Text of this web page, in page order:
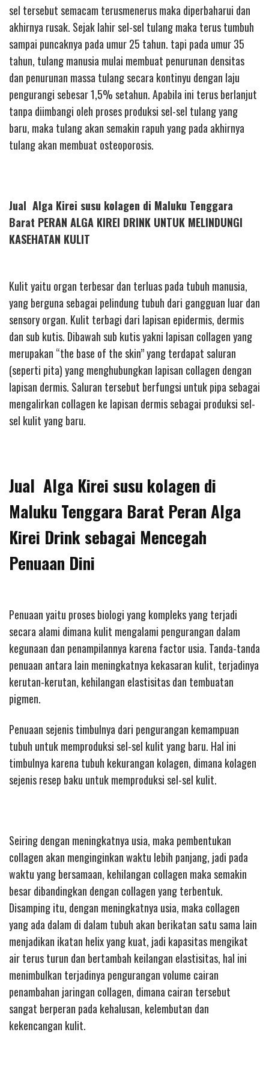
sel tersebut semacam terusmenerus maka diperbaharui dan
akhirnya rusak. Sejak lahir sel-sel tulang maka terus tumbuh
sampai puncaknya pada umur 25 tahun. tapi pada umur 35
tahun, tulang manusia mulai membuat penurunan densitas
dan penurunan massa tulang secara kontinyu dengan laju
pengurangi sebesar 1,5% setahun. Apabila ini terus berlanjut
tanpa diimbangi oleh proses produksi sel-sel tulang yang
baru, maka tulang akan semakin rapuh yang pada akhirnya
tulang akan membuat osteoporosis.
Jual Alga Kirei susu kolagen di Maluku Tenggara
Barat PERAN ALGA KIREI DRINK UNTUK MELINDUNGI
KASEHATAN KULIT
Kulit yaitu organ terbesar dan terluas pada tubuh manusia,
yang berguna sebagai pelindung tubuh dari gangguan luar dan
sensory organ. Kulit terbagi dari lapisan epidermis, dermis
dan sub kutis. Dibawah sub kutis yakni lapisan collagen yang
merupakan “the base of the skin” yang terdapat saluran
(seperti pita) yang menghubungkan lapisan collagen dengan
lapisan dermis. Saluran tersebut berfungsi untuk pipa sebagai
mengalirkan collagen ke lapisan dermis sebagai produksi sel-
sel kulit yang baru.
Jual Alga Kirei susu kolagen di
Maluku Tenggara Barat Peran Alga
Kirei Drink sebagai Mencegah
Penuaan Dini
Penuaan yaitu proses biologi yang kompleks yang terjadi
secara alami dimana kulit mengalami pengurangan dalam
kegunaan dan penampilannya karena factor usia. Tanda-tanda
penuaan antara lain meningkatnya kekasaran kulit, terjadinya
kerutan-kerutan, kehilangan elastisitas dan tembuatan
pigmen.
Penuaan sejenis timbulnya dari pengurangan kemampuan
tubuh untuk memproduksi sel-sel kulit yang baru. Hal ini
timbulnya karena tubuh kekurangan kolagen, dimana kolagen
sejenis resep baku untuk memproduksi sel-sel kulit.
Seiring dengan meningkatnya usia, maka pembentukan
collagen akan menginginkan waktu lebih panjang, jadi pada
waktu yang bersamaan, kehilangan collagen maka semakin
besar dibandingkan dengan collagen yang terbentuk.
Disamping itu, dengan meningkatnya usia, maka collagen
yang ada dalam di dalam tubuh akan berikatan satu sama lain
menjadikan ikatan helix yang kuat, jadi kapasitas mengikat
air terus turun dan bertambah keilangan elastisitas, hal ini
menimbulkan terjadinya pengurangan volume cairan
penambahan jaringan collagen, dimana cairan tersebut
sangat berperan pada kehalusan, kelembutan dan
kekencangan kulit.